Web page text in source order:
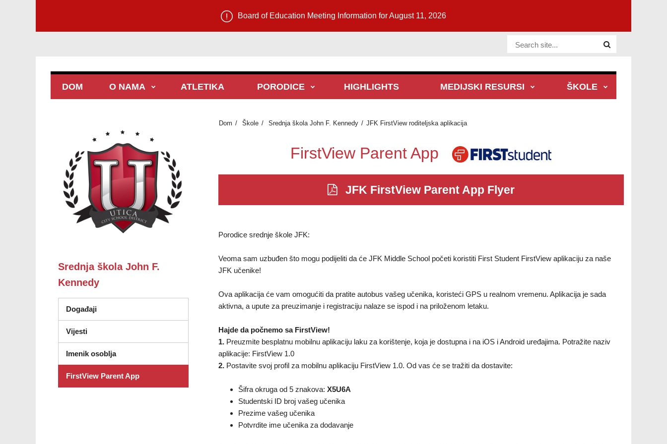
Board of Education Meeting Information for August 11, 2026
Website Site
DOM O NAMA ATLETIKA PORODICE HIGHLIGHTS MEDIJSKI RESURSI ŠKOLE
Dom Škole Srednja škola John F. Kennedy JFK FirstView roditeljska aplikacija
FirstView Parent App
JFK FirstView Parent App Flyer
Porodice srednje škole JFK:
Veoma sam uzbuđen što mogu podijeliti da će JFK Middle School početi koristiti First Student FirstView aplikaciju za naše
JFK učenike!
Ova aplikacija će vam omogućiti da pratite autobus vašeg učenika, koristeći GPS u realnom vremenu. Aplikacija je sada
aktivna, a upute za preuzimanje i registraciju nalaze se ispod i na priloženom letaku.
Hajde da počnemo sa FirstView!
1.Preuzmite besplatnu mobilnu aplikaciju laku za korištenje, koja je dostupna i na iOS i Android uređajima. Potražite naziv
aplikacije: FirstView 1.0
2.Postavite svoj profil za mobilnu aplikaciju FirstView 1.0. Od vas će se tražiti da dostavite:
Šifra okruga od 5 znakova: X5U6A
Studentski ID broj vašeg učenika
Prezime vašeg učenika
Potvrdite ime učenika za dodavanje
Srednja škola John F.
Kennedy
Događaji
Vijesti
Imenik osoblja
FirstView Parent App